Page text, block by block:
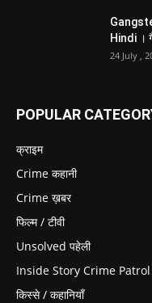
Hindi ।
24 July ,
POPULAR
क्राइम
Crime कहानी
Crime ख़बर
फिल्म / टीवी
Unsolved पहेली
Inside Story Crime Patrol
किस्से / कहानियाँ